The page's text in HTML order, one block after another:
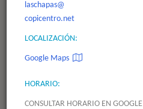
laschapas@
copicentro.net
LOCALIZACIÓN:
Google Maps
HORARIO:
CONSULTAR HORARIO EN GOOGLE